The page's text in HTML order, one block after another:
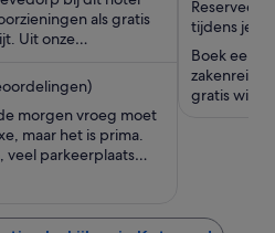
per
aug
tot
31
als gratis
Uit onze
morgen vroeg moet
maar het is prima.
veel parkeerplaats
een plekje
Reserveer
tijdens je
Boek een
gratis wifi,